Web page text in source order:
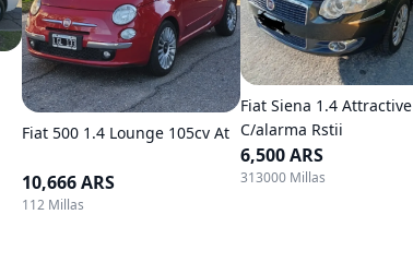
Fiat 500 1.4 Lounge 105cv At
10,666 ARS
112 Millas
Fiat Siena 1.4 Attractive
C/alarma Rstii
6,500 ARS
313000 Millas